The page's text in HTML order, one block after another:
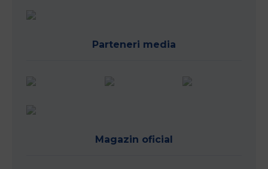
Parteneri media
Magazin oficial